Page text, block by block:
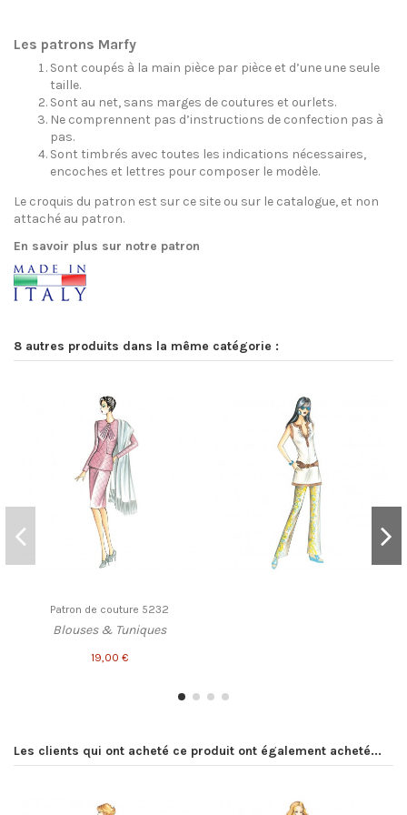
Les patrons Marfy
Sont coupés à la main pièce par pièce et d’une une seule
taille.
Sont au net, sans marges de coutures et ourlets.
Ne comprennent pas d’instructions de confection pas à
pas.
Sont timbrés avec toutes les indications nécessaires,
encoches et lettres pour composer le modèle.
Le croquis du patron est sur ce site ou sur le catalogue, et non
attaché au patron.
En savoir plus sur notre patron
8 autres produits dans la même catégorie :
Patron de couture 5232
Blouses & Tuniques
19,00 €
Les clients qui ont acheté ce produit ont également acheté...